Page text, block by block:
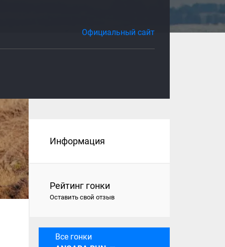
Официальный сайт
Информация
Рейтинг гонки
Оставить свой отзыв
Все гонки